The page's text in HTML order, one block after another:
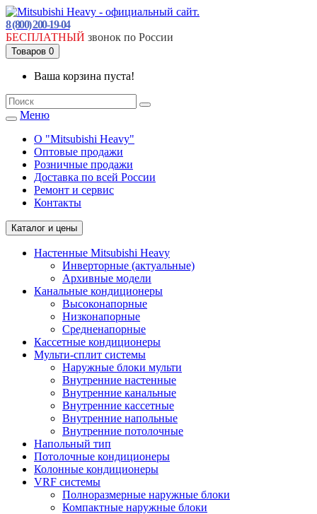
8 (800) 200-19-04
БЕСПЛАТНЫЙ звонок по России
Товаров 0
Ваша корзина пуста!
Меню
О "Mitsubishi Heavy"
Оптовые продажи
Розничные продажи
Доставка по всей России
Ремонт и сервис
Контакты
Каталог и цены
Настенные Mitsubishi Heavy
Инверторные (актуальные)
Архивные модели
Канальные кондиционеры
Высоконапорные
Низконапорные
Средненапорные
Кассетные кондиционеры
Мульти-сплит системы
Наружные блоки мульти
Внутренние настенные
Внутренние канальные
Внутренние кассетные
Внутренние напольные
Внутренние потолочные
Напольный тип
Потолочные кондиционеры
Колонные кондиционеры
VRF системы
Полноразмерные наружные блоки
Компактные наружные блоки